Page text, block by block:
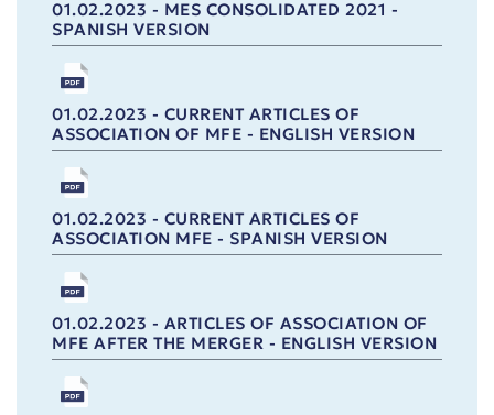
01.02.2023 - MES CONSOLIDATED 2021 -
SPANISH VERSION
01.02.2023 - CURRENT ARTICLES OF
ASSOCIATION OF MFE - ENGLISH VERSION
01.02.2023 - CURRENT ARTICLES OF
ASSOCIATION MFE - SPANISH VERSION
01.02.2023 - ARTICLES OF ASSOCIATION OF
MFE AFTER THE MERGER - ENGLISH VERSION